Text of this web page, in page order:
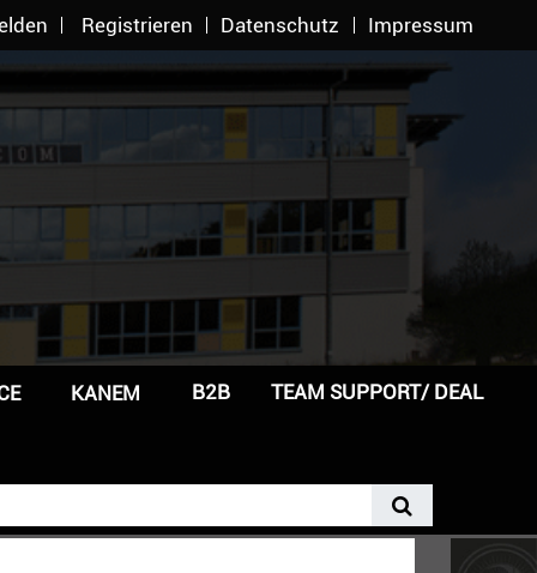
Registrieren Datenschutz Impressum
KANEM B2B TEAM SUPPORT/ DEAL